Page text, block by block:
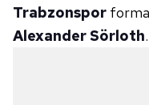
Trabzonspor
Alexander Sörloth.